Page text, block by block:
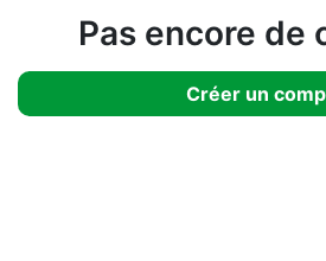
Pas encore de
Créer un